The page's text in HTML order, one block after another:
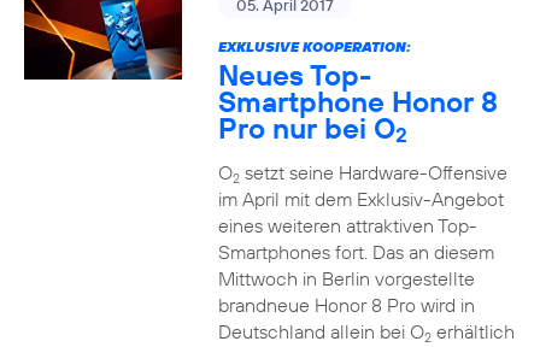
05. April 2017
EXKLUSIVE KOOPERATION:
Neues Top-
Smartphone Honor 8
Pro nur bei O2
O2setzt seine Hardware-Offensive
im April mit dem Exklusiv-Angebot
eines weiteren attraktiven Top-
Smartphones fort. Das an diesem
Mittwoch in Berlin vorgestellte
brandneue Honor 8 Pro wird in
Deutschland allein bei O2erhältlich